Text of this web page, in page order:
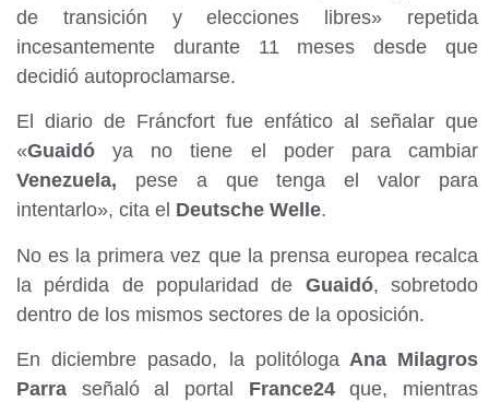
de transición y elecciones libres» repetida
incesantemente durante 11 meses desde que
decidió autoproclamarse.
El diario de Fráncfort fue enfático al señalar que
«Guaidó ya no tiene el poder para cambiar
Venezuela, pese a que tenga el valor para
intentarlo», cita el Deutsche Welle.
No es la primera vez que la prensa europea recalca
la pérdida de popularidad de Guaidó, sobretodo
dentro de los mismos sectores de la oposición.
En diciembre pasado, la politólogaAna Milagros
Parra señaló al portal France24que, mientras